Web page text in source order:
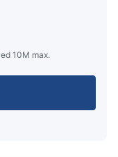
10M max.